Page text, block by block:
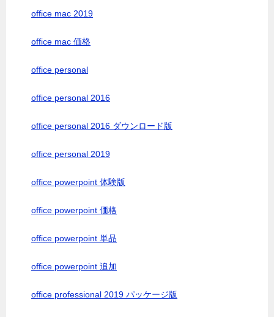
office mac 2019
office mac 価格
office personal
office personal 2016
office personal 2016 ダウンロード版
office personal 2019
office powerpoint 体験版
office powerpoint 価格
office powerpoint 単品
office powerpoint 追加
office professional 2019 パッケージ版